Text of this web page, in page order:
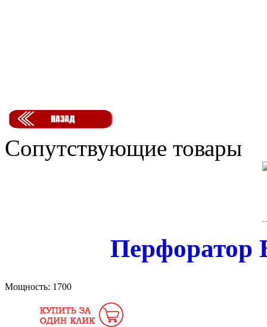
Сопутствующие товары
Перфоратор
Мощность: 1700